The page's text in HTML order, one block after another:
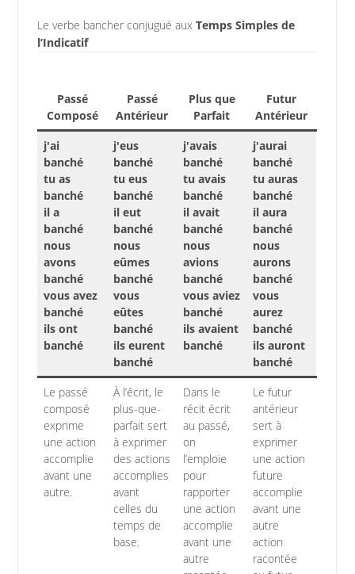
Le verbe bancher conjugué aux Temps Simples de
l’Indicatif
Passé
Composé
Passé
Antérieur
Plus que
Parfait
Futur
Antérieur
j'ai
banché
tu as
banché
il a
banché
nous
avons
banché
vous avez
banché
ils ont
banché
j'eus
banché
tu eus
banché
il eut
banché
nous
eûmes
banché
vous
eûtes
banché
ils eurent
banché
j'avais
banché
tu avais
banché
il avait
banché
nous
avions
banché
vous aviez
banché
ils avaient
banché
j'aurai
banché
tu auras
banché
il aura
banché
nous
aurons
banché
vous
aurez
banché
ils auront
banché
Le passé
composé
exprime
une action
accomplie
avant une
autre.
À l’écrit, le
plus-que-
parfait sert
à exprimer
des actions
accomplies
avant
celles du
temps de
base.
Dans le
récit écrit
au passé,
on
l’emploie
pour
rapporter
une action
accomplie
avant une
autre
Le futur
antérieur
sert à
exprimer
une action
future
accomplie
avant une
autre
action
racontée